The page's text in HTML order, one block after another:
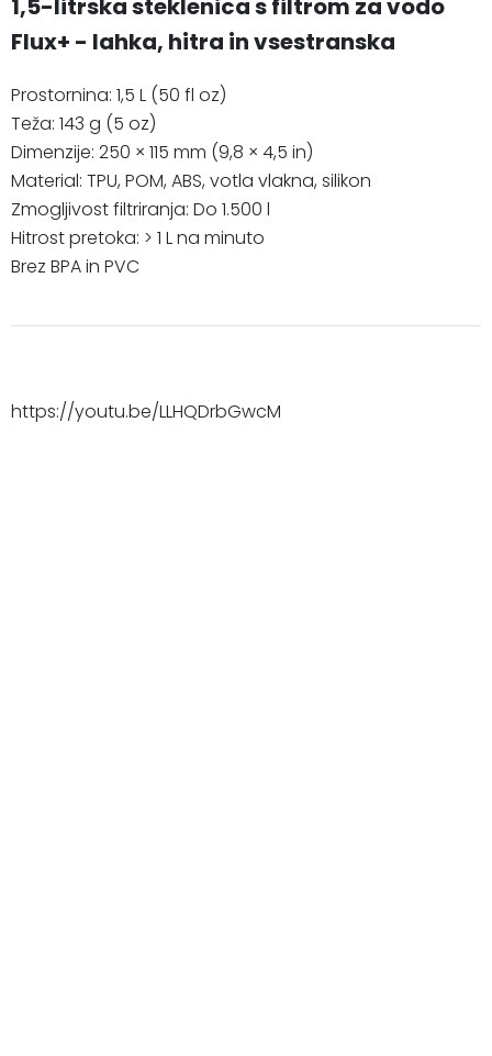
1,5-litrska steklenica s filtrom za vodo
Flux+ - lahka, hitra in vsestranska
Prostornina: 1,5 L (50 fl oz)
Teža: 143 g (5 oz)
Dimenzije: 250 × 115 mm (9,8 × 4,5 in)
Material: TPU, POM, ABS, votla vlakna, silikon
Zmogljivost filtriranja: Do 1.500 l
Hitrost pretoka: > 1 L na minuto
Brez BPA in PVC
https://youtu.be/LLHQDrbGwcM